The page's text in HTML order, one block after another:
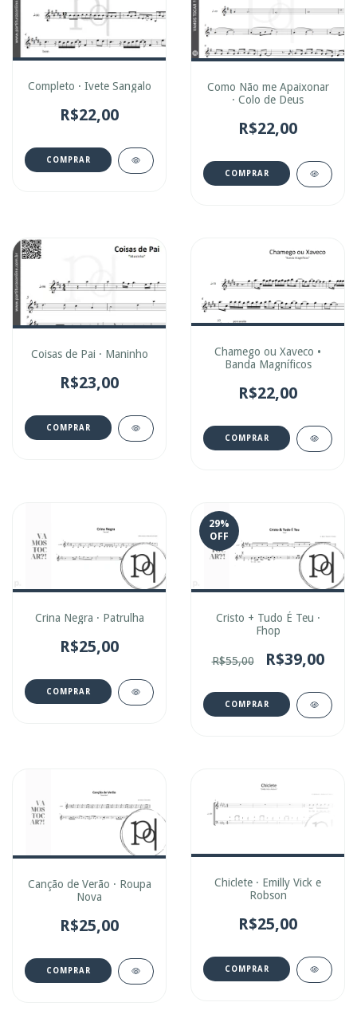
Completo · Ivete Sangalo
R$22,00
COMPRAR
Como Não me Apaixonar
· Colo de Deus
R$22,00
COMPRAR
Coisas de Pai · Maninho
R$23,00
COMPRAR
Chamego ou Xaveco •
Banda Magníficos
R$22,00
COMPRAR
Crina Negra · Patrulha
R$25,00
COMPRAR
29%
OFF
Cristo + Tudo É Teu ·
Fhop
R$55,00 R$39,00
COMPRAR
Canção de Verão · Roupa
Nova
R$25,00
COMPRAR
Chiclete · Emilly Vick e
Robson
R$25,00
COMPRAR